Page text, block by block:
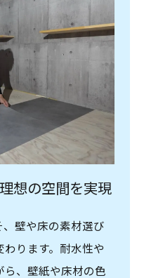
想の空間を実現
壁や床の素材選び
ります。耐水性や
、壁紙や床材の色